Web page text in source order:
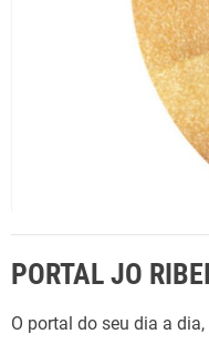
PORTAL JO
O portal do seu dia a